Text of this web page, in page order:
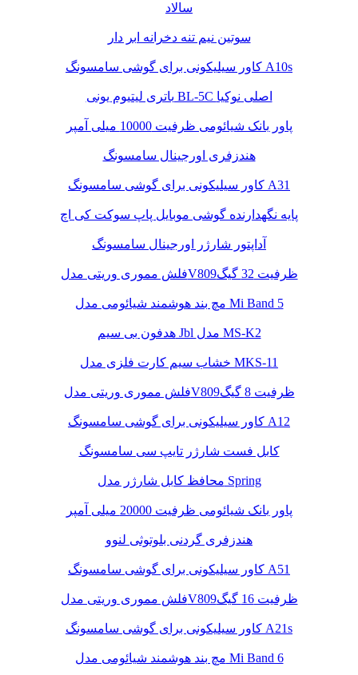
سالاد
سوتین نیم تنه دخرانه ابر دار
کاور سیلیکونی برای گوشی سامسونگ A10s
باتری لیتیوم یونی BL-5C اصلی نوکیا
پاور بانک شیائومی ظرفیت 10000 میلی آمپر
هندزفری اورجینال سامسونگ
کاور سیلیکونی برای گوشی سامسونگ A31
پایه نگهدارنده گوشی موبایل پاپ سوکت کی اچ
آداپتور شارژر اورجینال سامسونگ
فلش مموری وریتی مدلV809ظرفیت 32 گیگ
مچ بند هوشمند شیائومی مدل Mi Band 5
هدفون بی سیم Jbl مدل MS-K2
خشاب سیم کارت فلزی مدل MKS-11
فلش مموری وریتی مدلV809ظرفیت 8 گیگ
کاور سیلیکونی برای گوشی سامسونگ A12
کابل فست شارژر تایپ سی سامسونگ
محافظ کابل شارژر مدل Spring
پاور بانک شیائومی ظرفیت 20000 میلی آمپر
هندزفری گردنی بلوتوثی لنوو
کاور سیلیکونی برای گوشی سامسونگ A51
فلش مموری وریتی مدلV809ظرفیت 16 گیگ
کاور سیلیکونی برای گوشی سامسونگ A21s
مچ بند هوشمند شیائومی مدل Mi Band 6